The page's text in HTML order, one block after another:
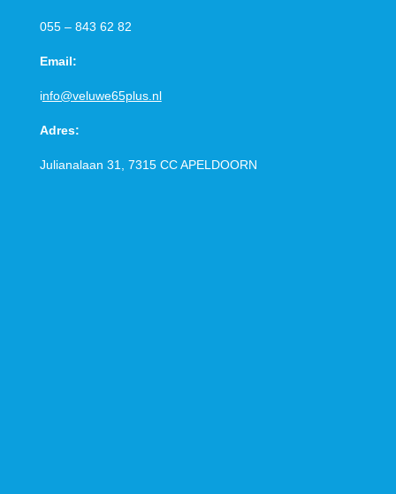
055 – 843 62 82
Email:
info@veluwe65plus.nl
Adres:
Julianalaan 31, 7315 CCAPELDOORN